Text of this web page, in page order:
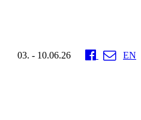
03. - 10.06.26 EN